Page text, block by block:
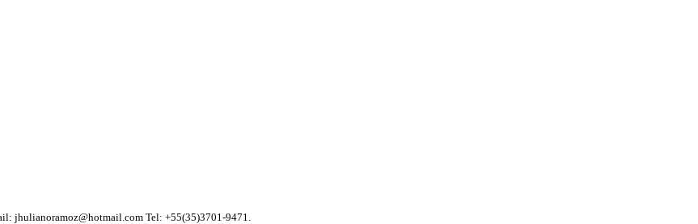
jhulianoramoz@hotmail.com Tel: +55(35)3701-9471.